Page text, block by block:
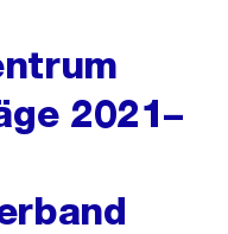
2021–